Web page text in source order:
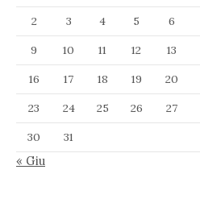
2
3 4 5 6
9
10 11 12 13
16
17 18 19 20
23
24 25 26 27
30
31
« Giu